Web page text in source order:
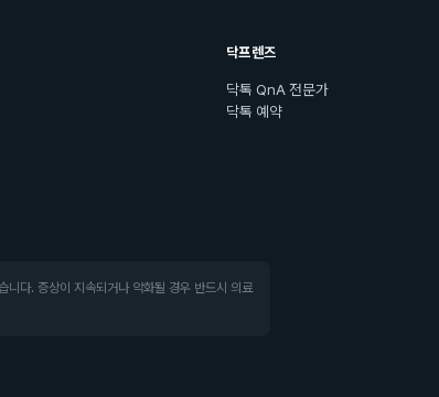
닥프렌즈
닥톡 QnA 전문가
닥톡 예약
니다. 증상이 지속되거나 악화될 경우 반드시 의료